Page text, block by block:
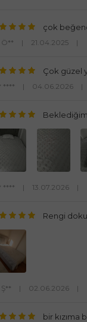
çok
Ö** | 21.04.2025 |
Çok güzel
**** | 04.06.2026 |
**** | 13.07.2026 |
Rengi
| 02.06.2026 |
bir